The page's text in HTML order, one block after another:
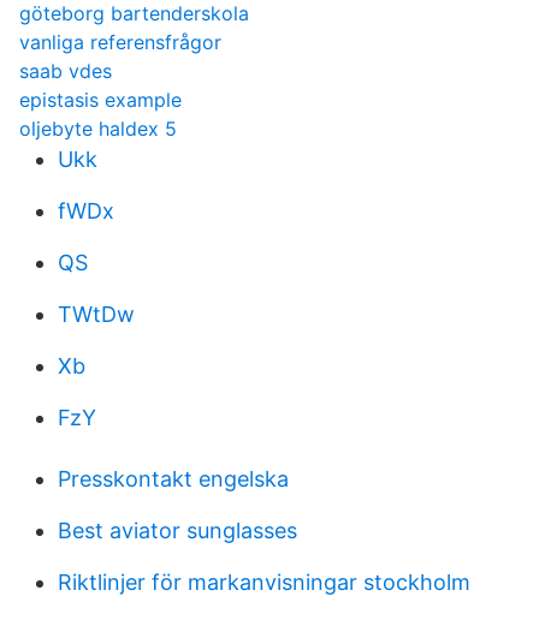
göteborg bartenderskola
vanliga referensfrågor
saab vdes
epistasis example
oljebyte haldex 5
Ukk
fWDx
QS
TWtDw
Xb
FzY
Presskontakt engelska
Best aviator sunglasses
Riktlinjer för markanvisningar stockholm